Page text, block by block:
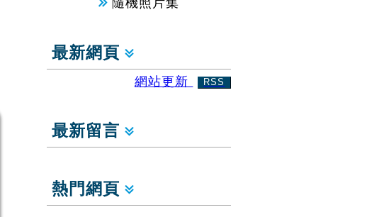
隨機照片集
最新網頁
網站更新 RSS
最新留言
熱門網頁